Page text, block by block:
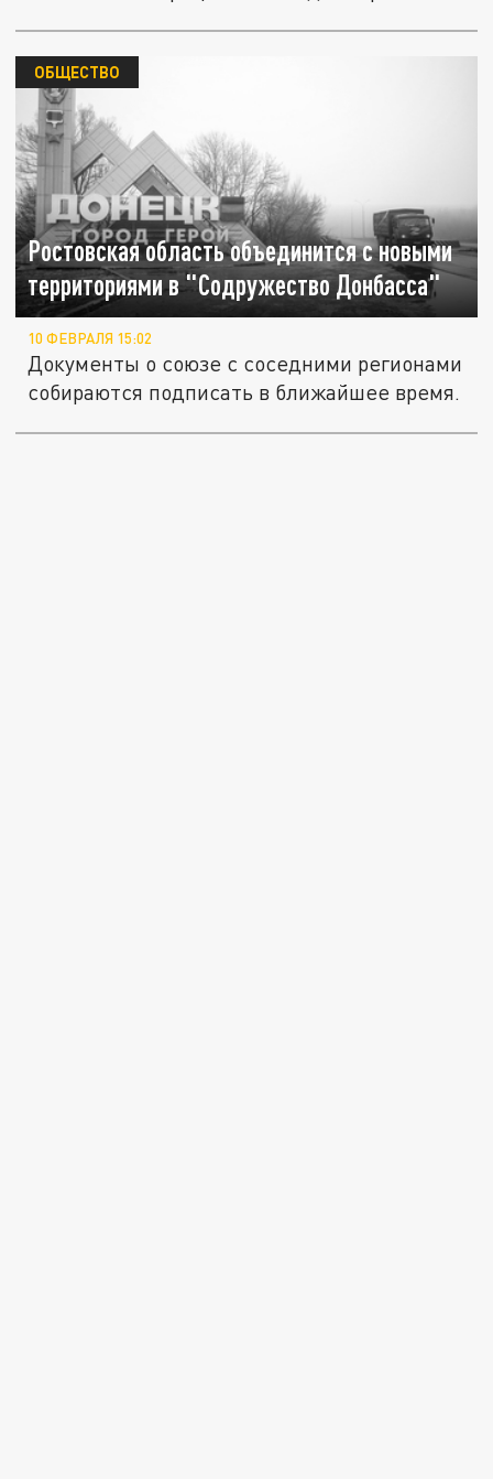
Ростовская область объединится с новыми
территориями в "Содружество Донбасса"
ОБЩЕСТВО
10 ФЕВРАЛЯ 15:02
Документы о союзе с соседними регионами
собираются подписать в ближайшее время.